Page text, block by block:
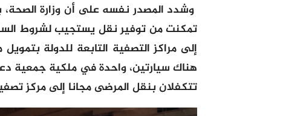
وشدد المصدر نفسه على أن وزارة
تمكنت من توفير نقل يستجيب لشروط
إلى مراكز التصفية التابعة للدولة
هناك سيارتين، واحدة في ملكية جمعية
تتكفلان بنقل المرضى مجانا إلى مركز